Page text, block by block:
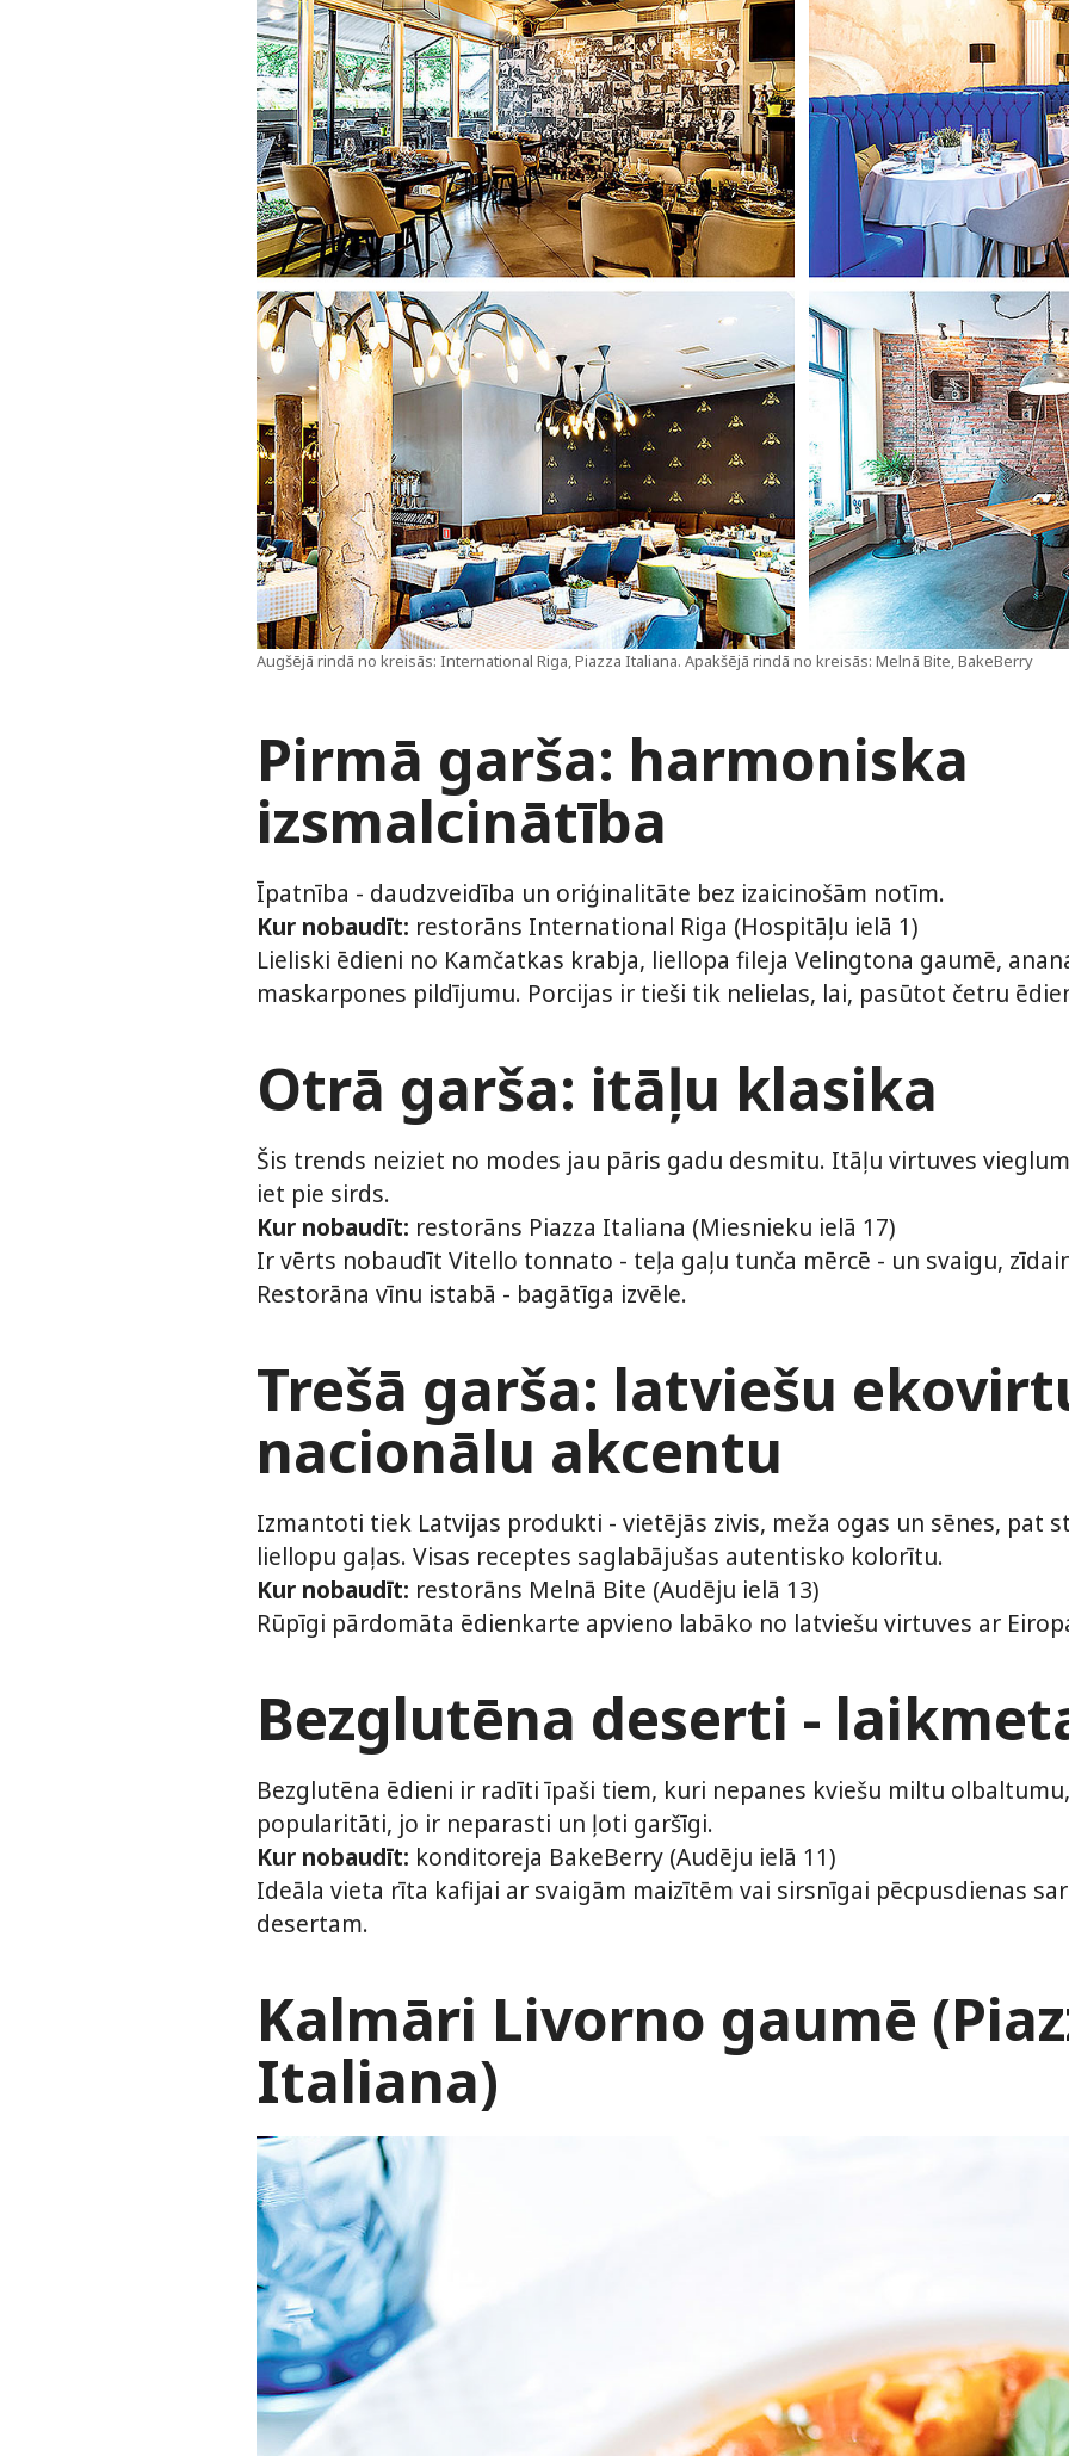
Augšējā rindā no kreisās: International Riga, Piazza Italiana. Apakšējā rindā no kreisās: Melnā Bite, BakeBerry
Pirmā garša: harmoniska
izsmalcinātība
Īpatnība - daudzveidība un oriģinalitāte bez izaicinošām notīm.
Kur nobaudīt: restorāns International Riga (Hospitāļu ielā 1)
Lieliski ēdieni no Kamčatkas krabja, liellopa fileja Velingtona gaumē,
maskarpones pildījumu. Porcijas ir tieši tik nelielas, lai, pasūtot četru
Otrā garša: itāļu klasika
Šis trends neiziet no modes jau pāris gadu desmitu. Itāļu virtuves
iet pie sirds.
Kur nobaudīt: restorāns Piazza Italiana (Miesnieku ielā 17)
Ir vērts nobaudīt Vitello tonnato - teļa gaļu tunča mērcē - un svaigu,
Restorāna vīnu istabā - bagātīga izvēle.
Trešā garša: latviešu
nacionālu akcentu
Izmantoti tiek Latvijas produkti - vietējās zivis, meža ogas un sēnes, pat
liellopu gaļas. Visas receptes saglabājušas autentisko kolorītu.
Kur nobaudīt: restorāns Melnā Bite (Audēju ielā 13)
Rūpīgi pārdomāta ēdienkarte apvieno labāko no latviešu virtuves ar
Bezglutēna deserti -
Bezglutēna ēdieni ir radīti īpaši tiem, kuri nepanes kviešu miltu
popularitāti, jo ir neparasti un ļoti garšīgi.
Kur nobaudīt: konditoreja BakeBerry (Audēju ielā 11)
Ideāla vieta rīta kafijai ar svaigām maizītēm vai sirsnīgai pēcpusdienas
desertam.
Kalmāri Livorno gaumē
Italiana)